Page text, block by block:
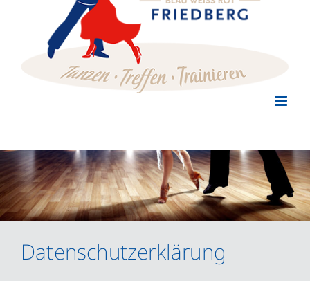
Datenschutzerklärung